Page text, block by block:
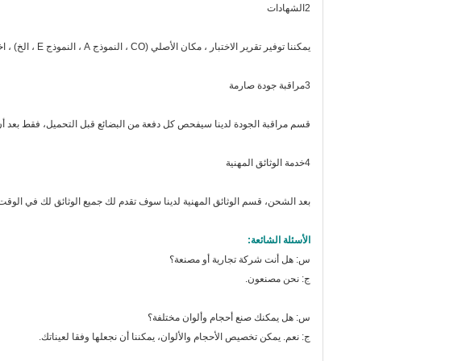
2الشهادات
يمكننا توفير تقرير الاختبار ، مكان الأصلي (CO ، النموذج A ، النموذج E ، الخ) ، اختبار SGS ، الخ.
3مراقبة جودة صارمة
قسم مراقبة الجودة لدينا سيفحص كل دفعة من البضائع قبل التحميل، فقط بعد
4خدمة الوثائق المهنية
بعد الشحن، قسم الوثائق المهنية لدينا سوف تقدم لك جميع الوثائق لك في
الأسئلة الشائعة:
س: هل أنت شركة تجارية أو مصنعة؟
ج: نحن مصنعون.
س: هل يمكنك صنع أحجام وألوان مختلفة؟
ج: نعم. يمكن تخصيص الأحجام والألوان، يمكننا أن نجعلها وفقا لعيناتك.